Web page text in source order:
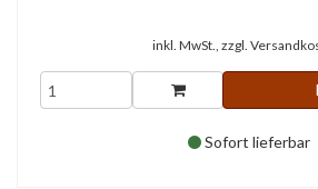
inkl. MwSt., zzgl.
Sofort lieferbar